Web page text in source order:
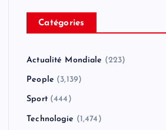
Catégories
Actualité Mondiale (223)
People (3,139)
Sport(444)
Technologie (1,474)